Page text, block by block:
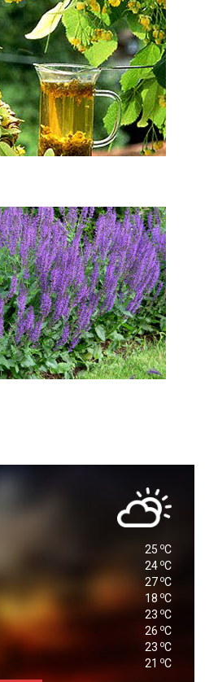
25 oC
24 oC
27 oC
18 oC
23 oC
26 oC
23 oC
21 oC